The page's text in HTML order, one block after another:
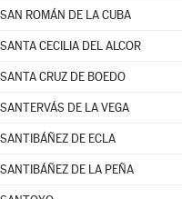
SAN ROMÁN DE LA CUBA
SANTA CECILIA DEL ALCOR
SANTA CRUZ DE BOEDO
SANTERVÁS DE LA VEGA
SANTIBÁÑEZ DE ECLA
SANTIBÁÑEZ DE LA PEÑA